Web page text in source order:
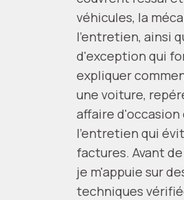
véhicules, la
l'entretien, ainsi
d'exception qui
expliquer
une voiture,
affaire d'occasion
l'entretien qui
factures. Avant
je m'appuie sur
techniques